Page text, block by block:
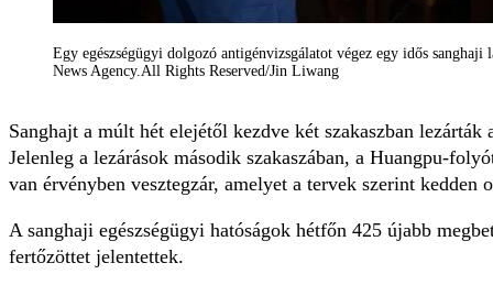
Egy egészségügyi dolgozó antigénvizsgálatot végez egy idős
News Agency.All Rights Reserved/Jin Liwang
Sanghajt a múlt hét elejétől kezdve két szakaszban lezárták
Jelenleg a lezárások második szakaszában, a Huangpu-
van érvényben vesztegzár, amelyet a tervek szerint kedden
A sanghaji egészségügyi hatóságok hétfőn 425 újabb
fertőzöttet jelentettek.